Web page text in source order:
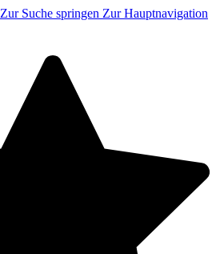
Zur Suche springen Zur Hauptnavigation